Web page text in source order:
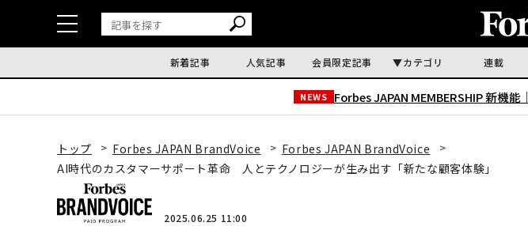
新着記事 人気記事 会員限定記事 カテゴリ 連載
NEWS Forbes JAPAN MEMBERSHIP 新機能｜
トップ Forbes JAPAN BrandVoice
Forbes JAPAN BrandVoice
AI時代のカスタマーサポート革命 人とテクノロジーが生み出す「新たな顧客体験」
2025.06.25 11:00